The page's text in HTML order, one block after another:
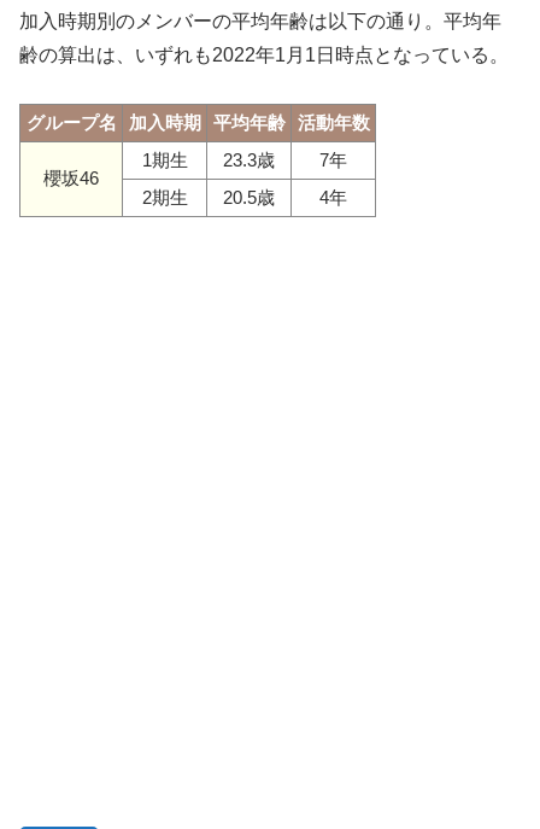
加入時期別のメンバーの平均年齢は以下の通り。平均年
齢の算出は、いずれも2022年1月1日時点となっている。
グループ名 加入時期 平均年齢 活動年数
櫻坂46
1期生 23.3歳
7年
2期生
20.5歳 4年